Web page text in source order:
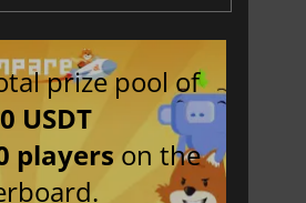
prize pool of
USDT
players on the